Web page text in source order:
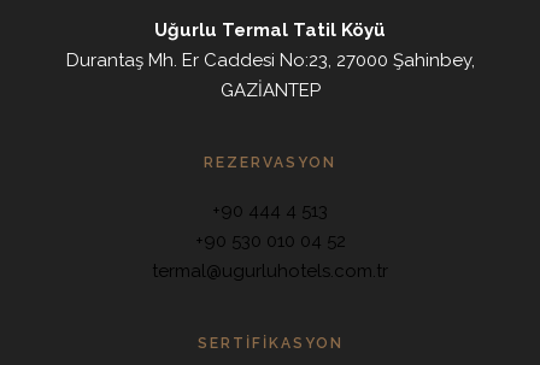
Uğurlu Termal Tatil Köyü
Durantaş Mh. Er Caddesi No:23, 27000 Şahinbey,
GAZİANTEP
REZERVASYON
+90 444 4 513
+90 530 010 04 52
termal@ugurluhotels.com.tr
SERTIFIKASYON